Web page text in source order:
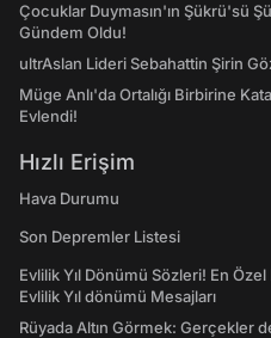
Çocuklar Duymasın'ın Şükrü'sü
Gündem Oldu!
ultrAslan Lideri Sebahattin Şirin
Müge Anlı'da Ortalığı Birbirine
Evlendi!
Hızlı Erişim
Hava Durumu
Son Depremler Listesi
Evlilik Yıl Dönümü Sözleri! En
Evlilik Yıl dönümü Mesajları
Rüyada Altın Görmek: Gerçekler